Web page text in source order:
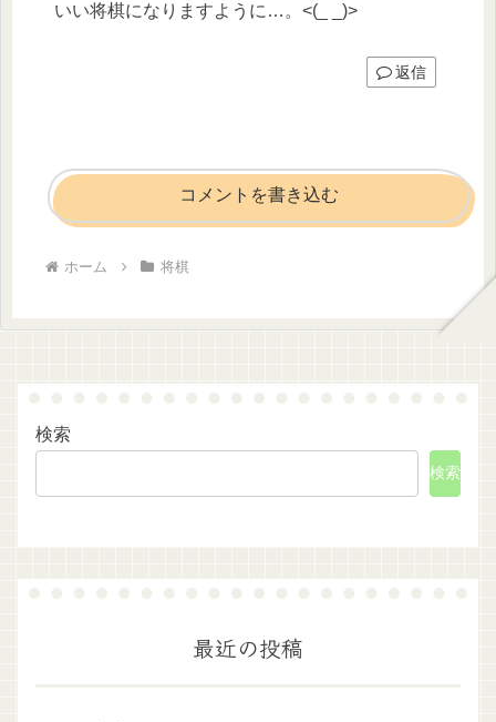
いい将棋になりますように…。<(_ _)>
返信
コメントを書き込む
ホーム 将棋
検索
検索
最近の投稿